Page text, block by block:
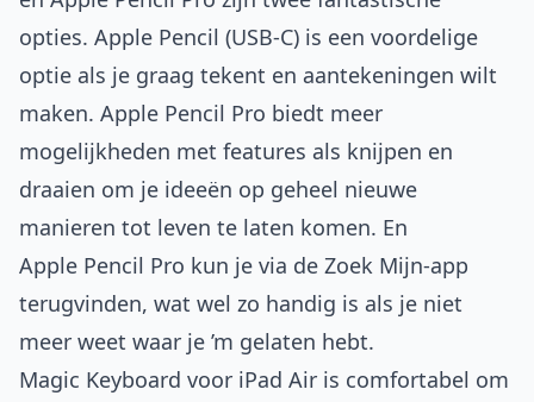
opties. Apple Pencil (USB-C) is een voordelige
optie als je graag tekent en aantekeningen wilt
maken. Apple Pencil Pro biedt meer
mogelijkheden met features als knijpen en
draaien om je ideeën op geheel nieuwe
manieren tot leven te laten komen. En
Apple Pencil Pro kun je via de Zoek Mijn-app
terugvinden, wat wel zo handig is als je niet
meer weet waar je ’m gelaten hebt.
Magic Keyboard voor iPad Air is comfortabel om